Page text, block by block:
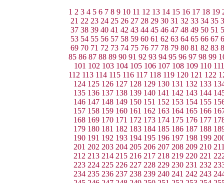
1 2 3 4 5 6 7 8 9 10 11 12 13 14 15 16 17 18 19
21 22 23 24 25 26 27 28 29 30 31 32 33 34 35
37 38 39 40 41 42 43 44 45 46 47 48 49 50 51
53 54 55 56 57 58 59 60 61 62 63 64 65 66 67
69 70 71 72 73 74 75 76 77 78 79 80 81 82 83
85 86 87 88 89 90 91 92 93 94 95 96 97 98 99
101 102 103 104 105 106 107 108 109 110 111
112 113 114 115 116 117 118 119 120 121 122
124 125 126 127 128 129 130 131 132 133
135 136 137 138 139 140 141 142 143 144
146 147 148 149 150 151 152 153 154 155
157 158 159 160 161 162 163 164 165 166
168 169 170 171 172 173 174 175 176 177
179 180 181 182 183 184 185 186 187 188
190 191 192 193 194 195 196 197 198 199
201 202 203 204 205 206 207 208 209 210
212 213 214 215 216 217 218 219 220 221
223 224 225 226 227 228 229 230 231 232
234 235 236 237 238 239 240 241 242 243